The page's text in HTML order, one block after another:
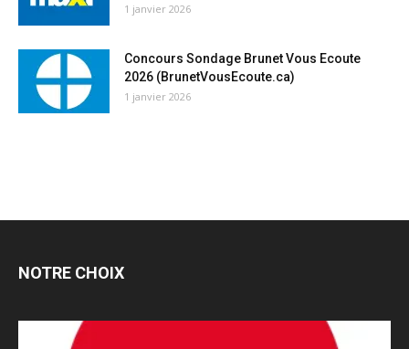
1 janvier 2026
Concours Sondage Brunet Vous Ecoute
2026 (BrunetVousEcoute.ca)
1 janvier 2026
NOTRE CHOIX